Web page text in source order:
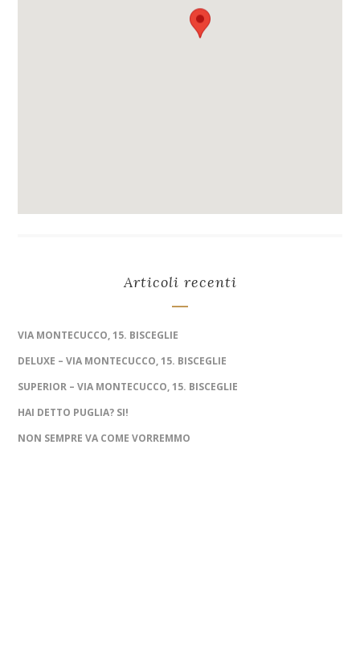
Articoli recenti
VIA MONTECUCCO, 15. BISCEGLIE
DELUXE – VIA MONTECUCCO, 15. BISCEGLIE
SUPERIOR – VIA MONTECUCCO, 15. BISCEGLIE
HAI DETTO PUGLIA? SI!
NON SEMPRE VA COME VORREMMO